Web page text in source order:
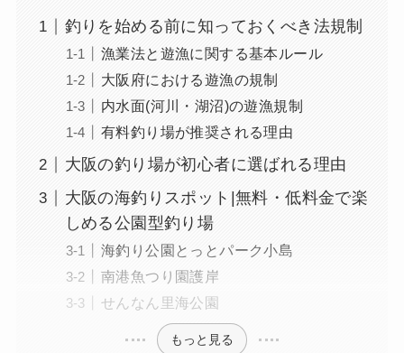
釣りを始める前に知っておくべき法規制
漁業法と遊漁に関する基本ルール
大阪府における遊漁の規制
内水面(河川・湖沼)の遊漁規制
有料釣り場が推奨される理由
大阪の釣り場が初心者に選ばれる理由
大阪の海釣りスポット|無料・低料金で楽
しめる公園型釣り場
海釣り公園とっとパーク小島
南港魚つり園護岸
せんなん里海公園
もっと見る